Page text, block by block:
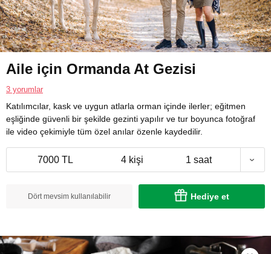
Aile için Ormanda At Gezisi
3 yorumlar
Katılımcılar, kask ve uygun atlarla orman içinde ilerler; eğitmen
eşliğinde güvenli bir şekilde gezinti yapılır ve tur boyunca fotoğraf
ile video çekimiyle tüm özel anılar özenle kaydedilir.
7000 TL 4 kişi 1 saat
Dört mevsim kullanılabilir Hediye et